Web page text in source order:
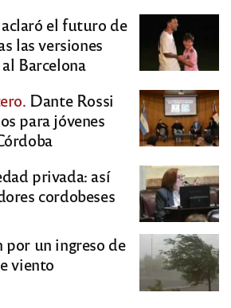
el futuro de
las versiones
Barcelona
Dante Rossi
para jóvenes
privada: así
cordobeses
un ingreso de
viento